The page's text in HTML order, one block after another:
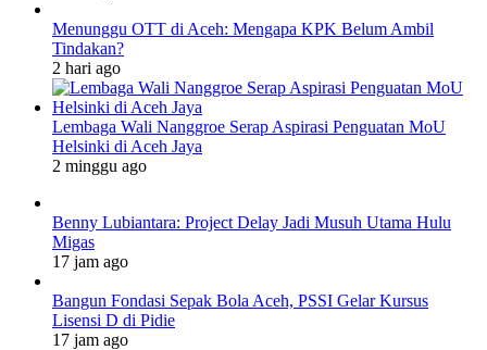
Menunggu OTT di Aceh: Mengapa KPK Belum Ambil
Tindakan?
2 hari ago
Lembaga Wali Nanggroe Serap Aspirasi Penguatan MoU
Helsinki di Aceh Jaya
2 minggu ago
Benny Lubiantara: Project Delay Jadi Musuh Utama Hulu
Migas
17 jam ago
Bangun Fondasi Sepak Bola Aceh, PSSI Gelar Kursus
Lisensi D di Pidie
17 jam ago